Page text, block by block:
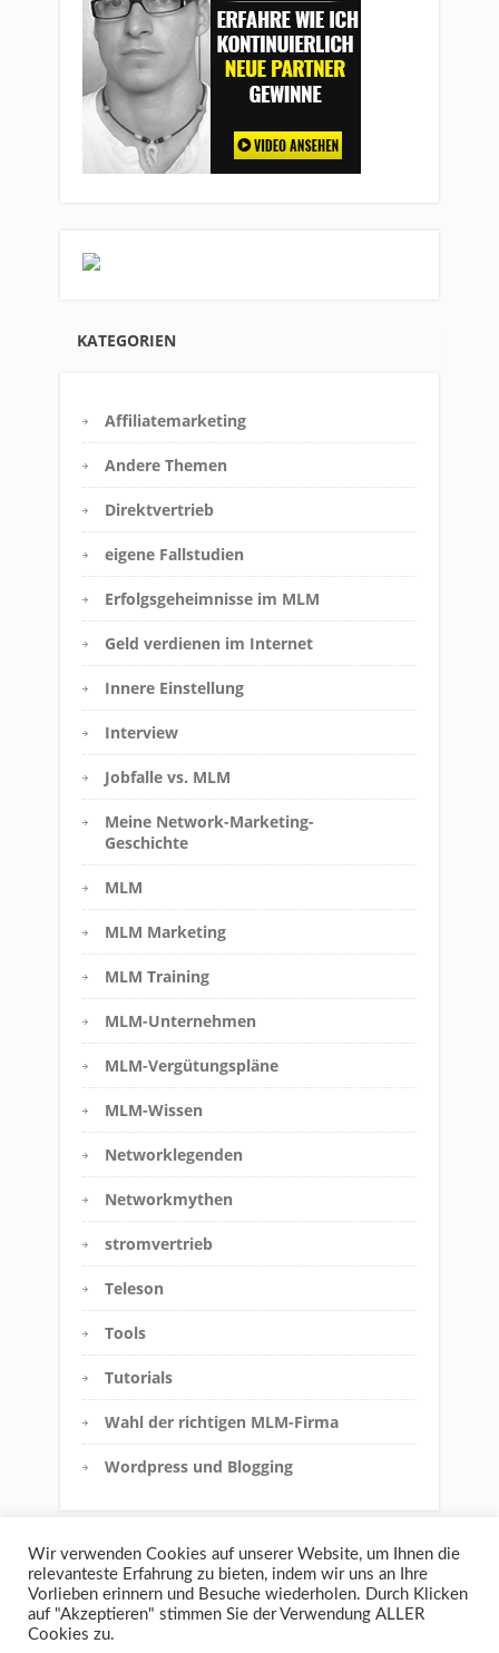
KATEGORIEN
Affiliatemarketing
Andere Themen
Direktvertrieb
eigene Fallstudien
Erfolgsgeheimnisse im MLM
Geld verdienen im Internet
Innere Einstellung
Interview
Jobfalle vs. MLM
Meine Network-Marketing-
Geschichte
MLM
MLM Marketing
MLM Training
MLM-Unternehmen
MLM-Vergütungspläne
MLM-Wissen
Networklegenden
Networkmythen
stromvertrieb
Teleson
Tools
Tutorials
Wahl der richtigen MLM-Firma
Wordpress und Blogging
Wir verwenden Cookies auf unserer Website, um Ihnen die
relevanteste Erfahrung zu bieten, indem wir uns an Ihre
Vorlieben erinnern und Besuche wiederholen. Durch Klicken
auf "Akzeptieren" stimmen Sie der Verwendung ALLER
Cookies zu.